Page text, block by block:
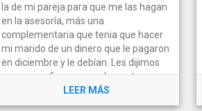
LEER MÁS
la de mi pareja para que me las hagan
en la asesoría, más una
complementaria que tenia que hacer
mi marido de un dinero que le pagaron
en diciembre y le debían. Les dijimos
que no confirmaran nada y esta